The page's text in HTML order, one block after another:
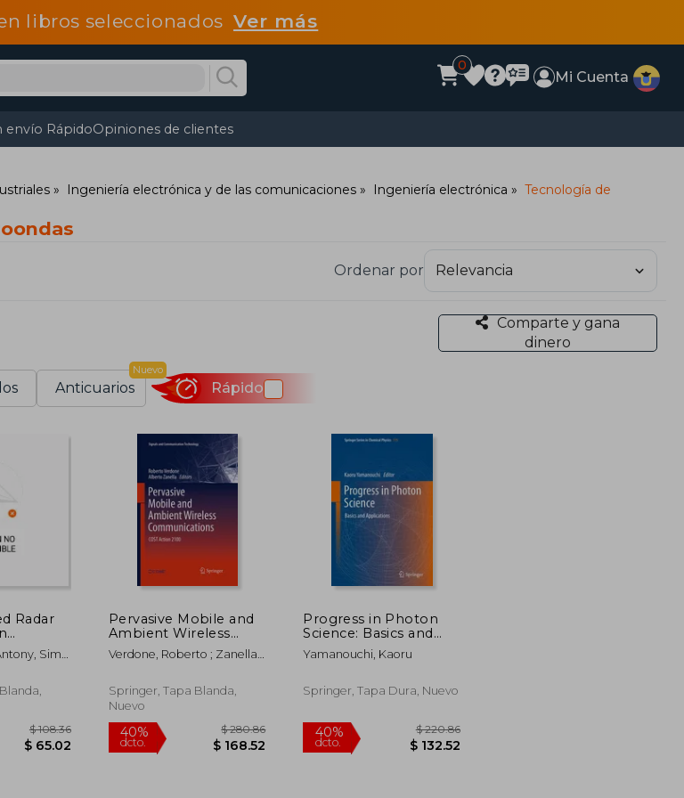
libros seleccionadosVer más
0
Mi Cuenta
envío RápidoOpiniones de clientes
Ingeniería electrónica y de las comunicaciones Ingeniería electrónica
Tecnología de
Ordenar por
Comparte y gana
dinero
Anticuarios
Nuevo
Rápido
Radar
Inglés)
Simy
Pervasive Mobile and
Ambient Wireless
Communications: Cost
Action 2100 (en Inglés)
Verdone, Roberto ; Zanella,
Springer, Tapa Blanda,
Nuevo
Progress in Photon
Science: Basics and
Applications (en
Inglés)
Yamanouchi, Kaoru
Springer, Tapa Dura, Nuevo